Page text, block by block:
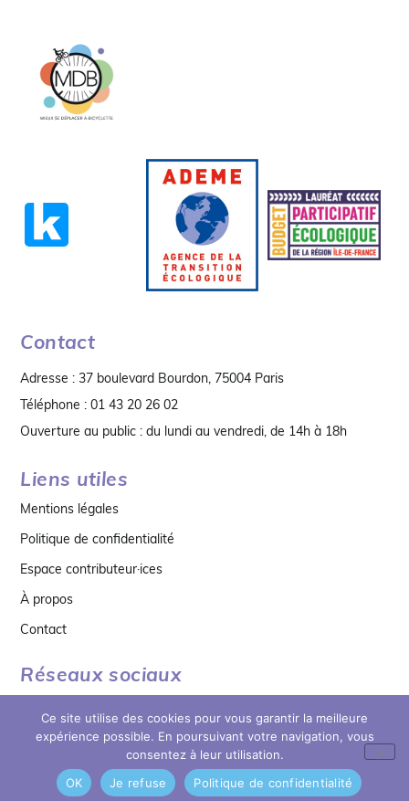
Contact
Adresse : 37 boulevard Bourdon, 75004 Paris
Téléphone : 01 43 20 26 02
Ouverture au public : du lundi au vendredi, de 14h à 18h
Liens utiles
Mentions légales
Politique de confidentialité
Espace contributeur·ices
À propos
Contact
Réseaux sociaux
© copyright 2026 MDB
Ce site utilise des cookies pour vous garantir la meilleure
expérience possible. En poursuivant votre navigation, vous
consentez à leur utilisation.
OK
Je refuse Politique de confidentialité